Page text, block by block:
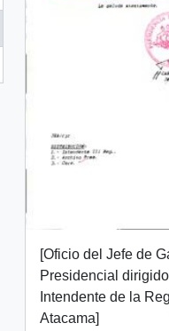
[Oficio del Jefe de
Presidencial dirigido
Intendente de la
Atacama]